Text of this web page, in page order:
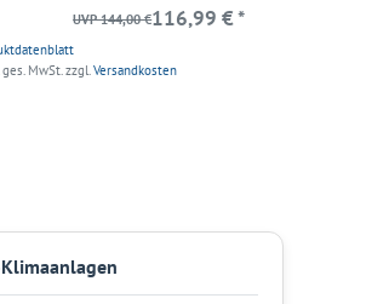
UVP 144,00 €116,99 € *
ges. MwSt.zzgl.Versandkosten